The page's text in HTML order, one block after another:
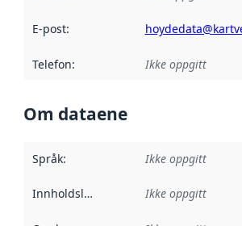
E-post:
Telefon: Ikke oppgitt
Om dataene
Språk: Ikke oppgitt
Innholdsleverandører :
Ikke oppgitt